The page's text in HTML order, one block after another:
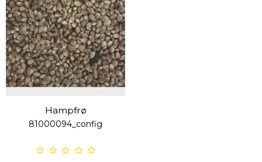
Hampfrø
81000094_config